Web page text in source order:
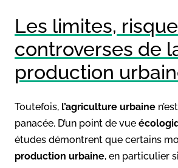
Les limites,
controverses de
production
Toutefois, l’agriculture urbaine
panacée. D’un point de vue
études démontrent que certains
production urbaine, en particulier